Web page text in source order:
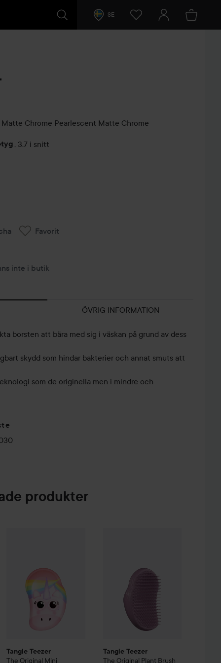
SE
Chrome Pearlescent Matte Chrome
, 3.7 i snitt
Favorit
inte i butik
ÖVRIG INFORMATION
borsten att bära med sig i väskan på grund av dess
skydd som hindar bakterier och annat smuts att
som de originella men i mindre och
produkter
Tangle Teezer
The Original Mini
Tangle Teezer
The Original Plant Brush